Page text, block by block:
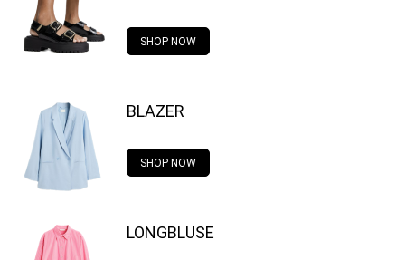
SHOP NOW
BLAZER
SHOP NOW
LONGBLUSE